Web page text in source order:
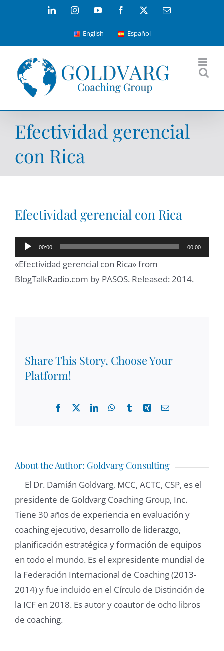
LinkedInInstagramYouTube Facebook Email
English Español
Efectividad gerencial
con Rica
Efectividad gerencial con Rica
Reproductor
de
audio
00:00 00:00
«Efectividad gerencial con Rica» from
BlogTalkRadio.com by PASOS. Released: 2014.
Share This Story, Choose Your
Platform!
Facebook LinkedInWhatsApp
TumblrXing Email
About the Author: Goldvarg Consulting
El Dr. Damián Goldvarg, MCC, ACTC, CSP, es el
presidente de Goldvarg Coaching Group, Inc.
Tiene 30 años de experiencia en evaluación y
coaching ejecutivo, desarrollo de liderazgo,
planificación estratégica y formación de equipos
en todo el mundo. Es el expresidente mundial de
la Federación Internacional de Coaching (2013-
2014) y fue incluido en el Círculo de Distinción de
la ICF en 2018. Es autor y coautor de ocho libros
de coaching.